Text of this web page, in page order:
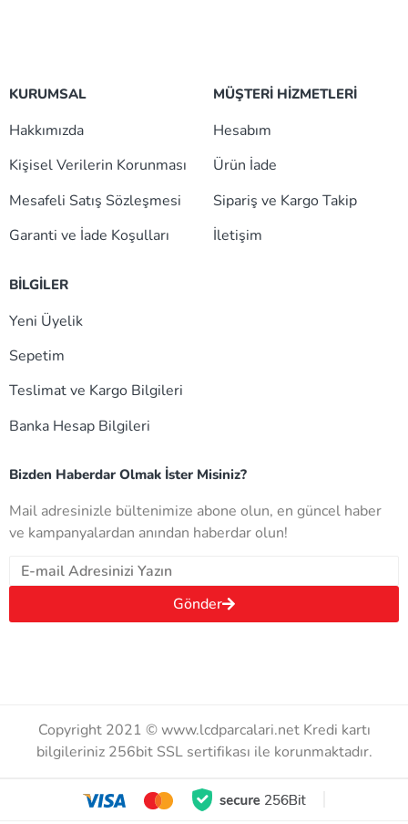
KURUMSAL
Hakkımızda
Kişisel Verilerin Korunması
Mesafeli Satış Sözleşmesi
Garanti ve İade Koşulları
MÜŞTERİ HİZMETLERİ
Hesabım
Ürün İade
Sipariş ve Kargo Takip
İletişim
BİLGİLER
Yeni Üyelik
Sepetim
Teslimat ve Kargo Bilgileri
Banka Hesap Bilgileri
Bizden Haberdar Olmak İster Misiniz?
Mail adresinizle bültenimize abone olun, en güncel haber
ve kampanyalardan anından haberdar olun!
Gönder
Copyright 2021 © www.lcdparcalari.net Kredi kartı
bilgileriniz 256bit SSL sertifikası ile korunmaktadır.